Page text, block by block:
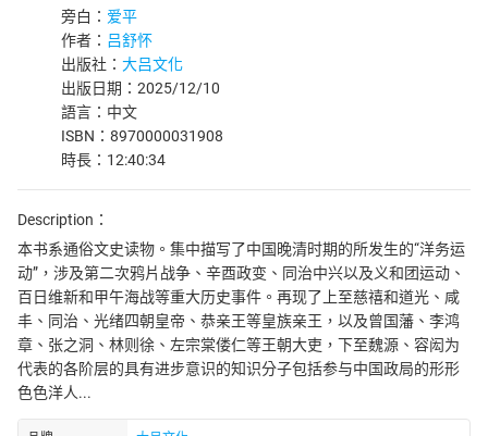
旁白： 爱平
作者： 吕舒怀
出版社： 大吕文化
出版日期：2025/12/10
語言：中文
ISBN：8970000031908
時長：12:40:34
Description：
本书系通俗文史读物。集中描写了中国晚清时期的所发生的“洋务运
动”，涉及第二次鸦片战争、辛酉政变、同治中兴以及义和团运动、
百日维新和甲午海战等重大历史事件。再现了上至慈禧和道光、咸
丰、同治、光绪四朝皇帝、恭亲王等皇族亲王，以及曾国藩、李鸿
章、张之洞、林则徐、左宗棠偻仁等王朝大吏，下至魏源、容闳为
代表的各阶层的具有进步意识的知识分子包括参与中国政局的形形
色色洋人...